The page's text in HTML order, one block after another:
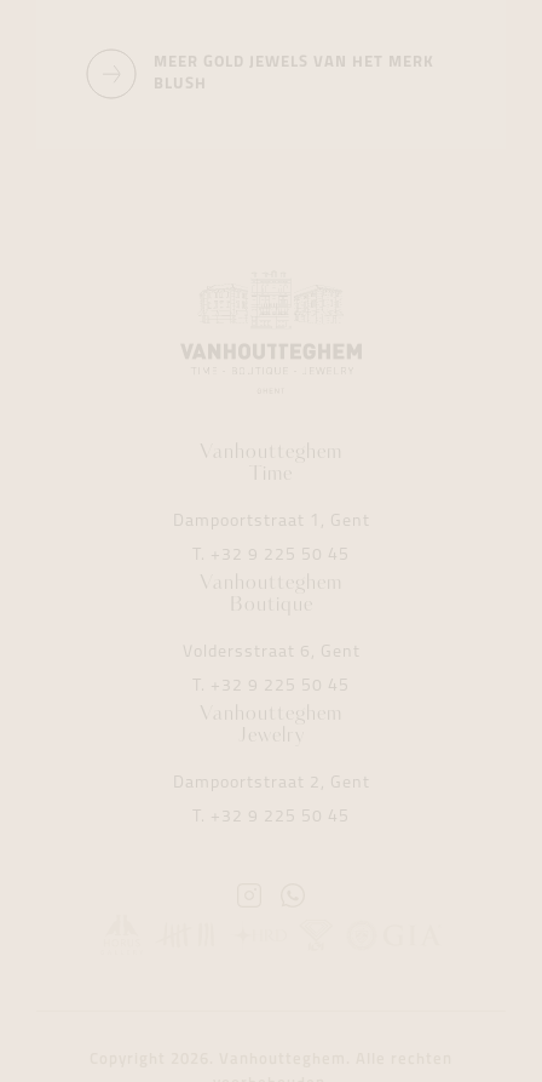
MEER GOLD JEWELS VAN HET MERK
BLUSH
Vanhoutteghem
Time
Dampoortstraat 1, Gent
T. +32 9 225 50 45
Vanhoutteghem
Boutique
Voldersstraat 6, Gent
T. +32 9 225 50 45
Vanhoutteghem
Jewelry
Dampoortstraat 2, Gent
T. +32 9 225 50 45